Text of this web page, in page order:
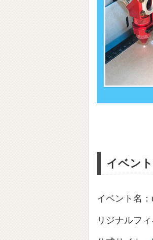
イベン
イベント名
リジナルフ